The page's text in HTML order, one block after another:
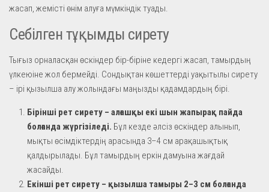
жасап, жемісті өнім алуға мүмкіндік туады.
Себілген тұқымды сирету
Тығыз орналасқан өскіндер бір-біріне кедергі жасап, тамырдың
үлкеюіне жол бермейді. Сондықтан көшеттерді уақытылы сирету
– ірі қызылша алу жолындағы маңызды қадамдардың бірі.
Бірінші рет сирету – алғашқы екі шын жапырақ пайда
болғанда жүргізіледі. Бұл кезде әлсіз өскіндер алынып,
мықты өсімдіктердің арасында 3–4 см арақашықтық
қалдырылады. Бұл тамырдың еркін дамуына жағдай
жасайды.
Екінші рет сирету – қызылша тамыры 2–3 см болғанда